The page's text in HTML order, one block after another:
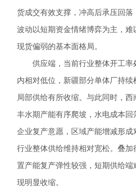
货成交有效支撑，冲高后承压回落
波动以短期资金情绪博弈为主，难
现货偏弱的基本面格局。
供应端，当前行业整体开工率
内相对低位，新疆部分单体厂持续
局部供给有所收缩。与此同时，西
丰水期产能有序爬坡，水电成本回
企业复产意愿，区域产能增减形成
行业整体供给维持相对宽松。叠加
置产能复产弹性较强，短期供给端
现明显收缩。